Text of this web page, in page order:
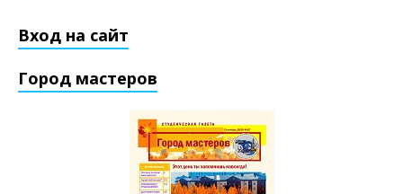
Вход на сайт
Город мастеров